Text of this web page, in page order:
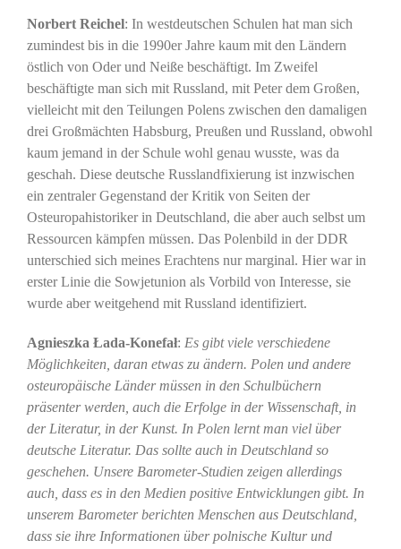
Norbert Reichel: In westdeutschen Schulen hat man sich
zumindest bis in die 1990er Jahre kaum mit den Ländern
östlich von Oder und Neiße beschäftigt. Im Zweifel
beschäftigte man sich mit Russland, mit Peter dem Großen,
vielleicht mit den Teilungen Polens zwischen den damaligen
drei Großmächten Habsburg, Preußen und Russland, obwohl
kaum jemand in der Schule wohl genau wusste, was da
geschah. Diese deutsche Russlandfixierung ist inzwischen
ein zentraler Gegenstand der Kritik von Seiten der
Osteuropahistoriker in Deutschland, die aber auch selbst um
Ressourcen kämpfen müssen. Das Polenbild in der DDR
unterschied sich meines Erachtens nur marginal. Hier war in
erster Linie die Sowjetunion als Vorbild von Interesse, sie
wurde aber weitgehend mit Russland identifiziert.
Agnieszka Łada-Konefał: Es gibt viele verschiedene
Möglichkeiten, daran etwas zu ändern. Polen und andere
osteuropäische Länder müssen in den Schulbüchern
präsenter werden, auch die Erfolge in der Wissenschaft, in
der Literatur, in der Kunst. In Polen lernt man viel über
deutsche Literatur. Das sollte auch in Deutschland so
geschehen. Unsere Barometer-Studien zeigen allerdings
auch, dass es in den Medien positive Entwicklungen gibt. In
unserem Barometer berichten Menschen aus Deutschland,
dass sie ihre Informationen über polnische Kultur und